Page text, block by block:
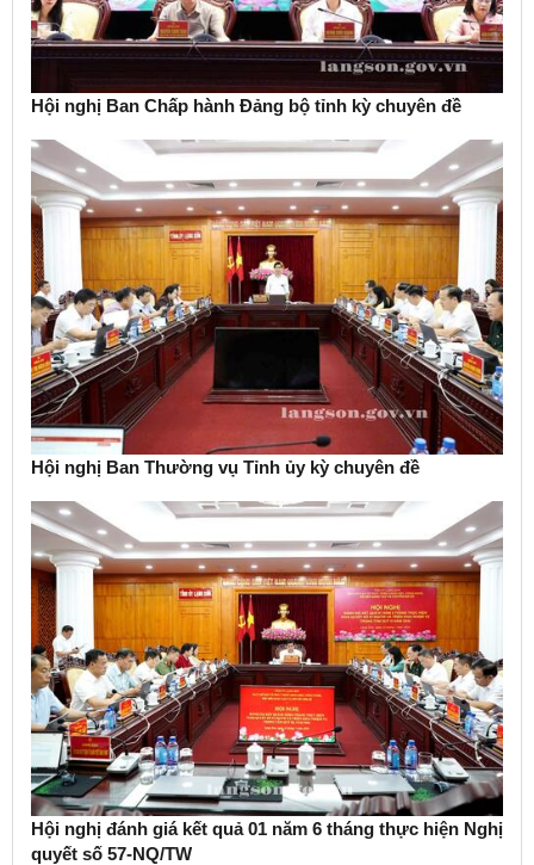
Hội nghị Ban Chấp hành Đảng bộ tỉnh kỳ chuyên đề
Hội nghị Ban Thường vụ Tỉnh ủy kỳ chuyên đề
Hội nghị đánh giá kết quả 01 năm 6 tháng thực hiện Nghị
quyết số 57-NQ/TW